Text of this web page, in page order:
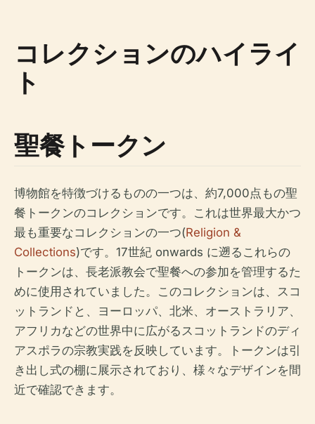
コレクションのハイライ
ト
聖餐トークン
博物館を特徴づけるものの一つは、約7,000点もの聖
餐トークンのコレクションです。これは世界最大かつ
最も重要なコレクションの一つ(Religion &
Collections)です。17世紀 onwards に遡るこれらの
トークンは、長老派教会で聖餐への参加を管理するた
めに使用されていました。このコレクションは、スコ
ットランドと、ヨーロッパ、北米、オーストラリア、
アフリカなどの世界中に広がるスコットランドのディ
アスポラの宗教実践を反映しています。トークンは引
き出し式の棚に展示されており、様々なデザインを間
近で確認できます。